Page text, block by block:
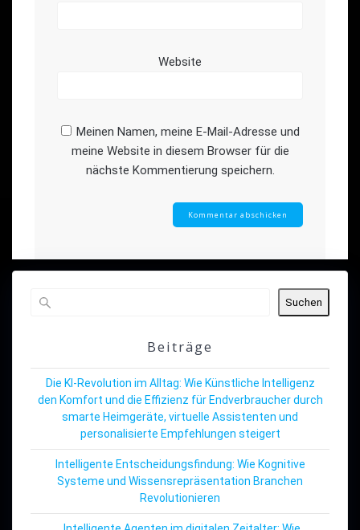
Website
Meinen Namen, meine E-Mail-Adresse und
meine Website in diesem Browser für die
nächste Kommentierung speichern.
Suchen
Beiträge
Die KI-Revolution im Alltag: Wie Künstliche Intelligenz
den Komfort und die Effizienz für Endverbraucher durch
smarte Heimgeräte, virtuelle Assistenten und
personalisierte Empfehlungen steigert
Intelligente Entscheidungsfindung: Wie Kognitive
Systeme und Wissensrepräsentation Branchen
Revolutionieren